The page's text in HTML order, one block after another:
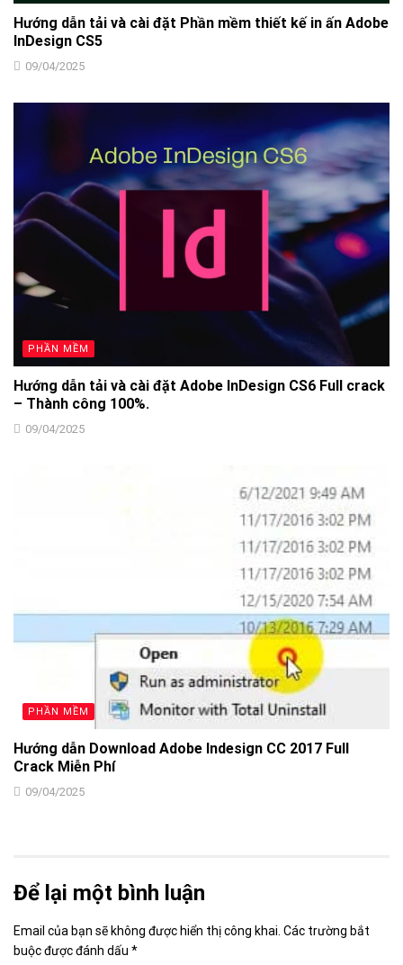
Hướng dẫn tải và cài đặt Phần mềm thiết kế in ấn Adobe
InDesign CS5
09/04/2025
PHẦN MỀM
Hướng dẫn tải và cài đặt Adobe InDesign CS6 Full crack
– Thành công 100%.
09/04/2025
PHẦN MỀM
Hướng dẫn Download Adobe Indesign CC 2017 Full
Crack Miễn Phí
09/04/2025
Để lại một bình luận
Email của bạn sẽ không được hiển thị công khai. Các trường bắt
buộc được đánh dấu *